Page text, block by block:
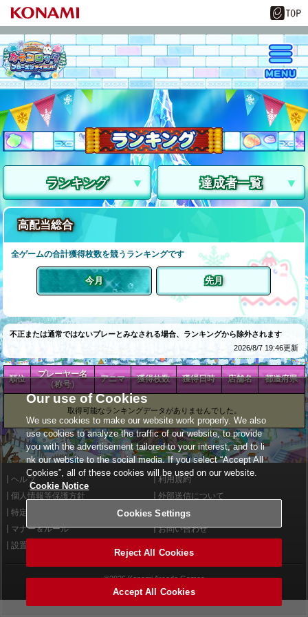
ランキング 達成者一覧
高配当総合
全ゲームの合計獲得枚数を競うランキングです
今月 先月
不正または通常ではないプレーとみなされる場合、ランキングから除外されます
2026/8/7 19:46更新
順位
プレーヤー名
（称号）
アニマ 獲得枚数 獲得日時 店舗名 都道府県
取得可能なランキングデータがありませんでした。
ヘルプ
利用規約
個人情報等保護方針
外部送信について
特定商取引法に基づく表示
サイトポリシー
マナー＆ルール
お問い合わせ
設置店舗検索
©2026 Konami Arcade Games
Our use of Cookies
We use cookies to make our website work properly. We also
use cookies to analyze the traffic of our website, to provide
you with the advertisement tailored to your interest, and to li
nk our website to the social media. If you select “Accept All
Cookies”, all of these cookies will be used on our website.
Cookie Notice
Cookies Settings
Reject All Cookies
Accept All Cookies